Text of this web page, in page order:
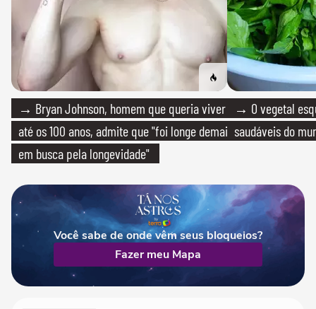
→ Bryan Johnson, homem que queria viver
até os 100 anos, admite que "foi longe demais
em busca pela longevidade"
→ O vegetal
saudáveis do
Você sabe de onde vêm seus bloqueios?
Fazer meu Mapa